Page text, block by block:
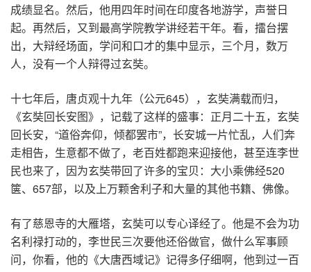
成绩显名。然后，他用四年时间在印度各地游学，声誉日
起。再然后，又到最高学院教学讲经若干年。看，擂台摆
出，大辩经场面，学问和口才的集中显示，三个月，数万
人，没有一个人辩得过玄奘。
十七年后，唐贞观十九年（公元645），玄奘满载而归，
《玄奘回长安图》，记载了这样的盛事：正月二十五，玄奘
回长安，“道俗奔仰，倾都罢市”，长安城一片忙乱，人们奔
走相告，生意都不做了，老百姓都跑来迎接他，甚至连李世
民也来了，因为玄奘带回了许多的宝贝：大小乘佛经520
箧、657部，以及上万颗舍利子和大量的其他书籍、佛像。
有了慈恩寺的大雁塔，玄奘可以专心译经了。他是不会为功
名利禄打动的，李世民三次要他还俗做官，做什么军事顾
问，你看，他的《大唐西域记》记得多仔细啊，他到过一百